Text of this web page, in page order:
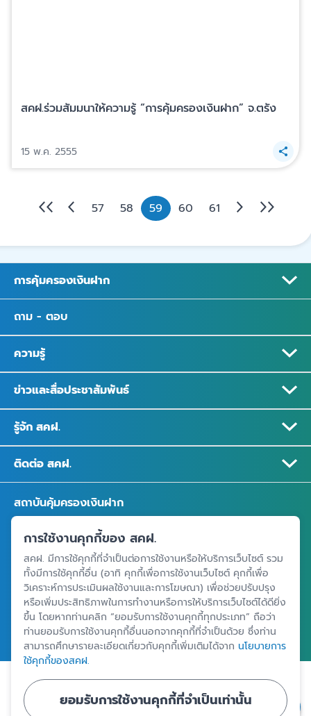
สคฝ.ร่วมสัมมนาให้ความรู้ “การคุ้มครองเงินฝาก” จ.ตรัง
15 พ.ค. 2555
57 58 59 60 61
การคุ้มครองเงินฝาก
ถาม - ตอบ
ความรู้
ข่าวและสื่อประชาสัมพันธ์
รู้จัก สคฝ.
ติดต่อ สคฝ.
สถาบันคุ้มครองเงินฝาก
อาคารเอสเจ อินฟินิท วัน บิสซิเนสคอมเพล็กซ์ ชั้น 25 - 27 เลขที่ 349
ถนนวิภาวดีรังสิต แขวงจอมพล เขตจตุจักร กรุงเทพฯ 10900
ศูนย์ข้อมูลคุ้มครองเงินฝาก
ข้อตกลงและเงื่อนไขการใช้งานเว็บไซต์ | นโยบายคุ้มครองข้อมูลส่วนบุคคล |
นโยบายการใช้คุกกี้
การใช้งานคุกกี้ของ สคฝ.
สคฝ. มีการใช้คุกกี้ที่จำเป็นต่อการใช้งานหรือให้บริการเว็บไซต์ รวม
ทั้งมีการใช้คุกกี้อื่น (อาทิ คุกกี้เพื่อการใช้งานเว็บไซต์ คุกกี้เพื่อ
วิเคราะห์การประเมินผลใช้งานและการโฆษณา) เพื่อช่วยปรับปรุง
หรือเพิ่มประสิทธิภาพในการทำงานหรือการให้บริการเว็บไซต์ได้ดียิ่ง
ขึ้น โดยหากท่านคลิก “ยอมรับการใช้งานคุกกี้ทุกประเภท” ถือว่า
ท่านยอมรับการใช้งานคุกกี้อื่นนอกจากคุกกี้ที่จำเป็นด้วย ซึ่งท่าน
สามารถศึกษารายละเอียดเกี่ยวกับคุกกี้เพิ่มเติมได้จาก นโยบายการ
ใช้คุกกี้ของสคฝ.
ยอมรับการใช้งานคุกกี้ที่จำเป็นเท่านั้น